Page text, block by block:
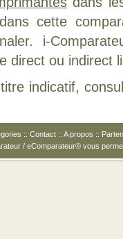
cette
i-
direct ou indirect
indicatif,
:: Contact :: A propos ::
/ eComparateur® vous